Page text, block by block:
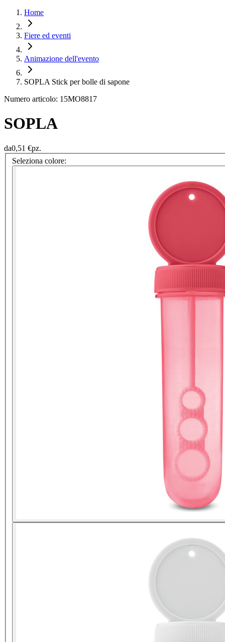
Home
Fiere ed eventi
Animazione dell'evento
SOPLA Stick per bolle di sapone
Numero articolo: 15MO8817
SOPLA
da0,51 €pz.
Seleziona colore: